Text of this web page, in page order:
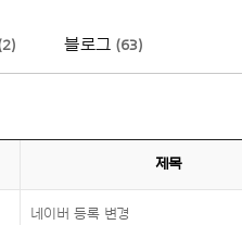
블로그 (63)
제목
네이버 등록 변경